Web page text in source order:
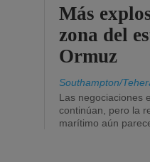
Más
zona del
Ormuz
Southampton/
Las negociaciones
continúan, pero la
marítimo aún